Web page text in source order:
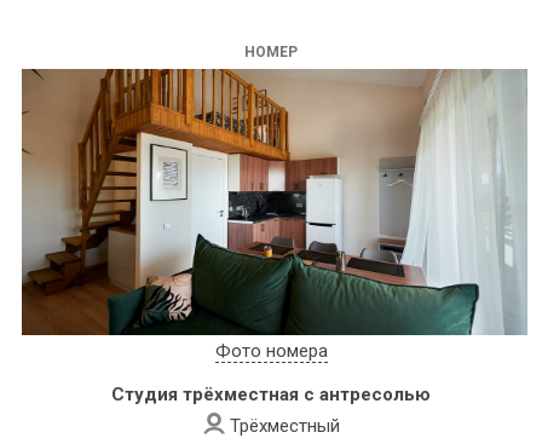
НОМЕР
Фото номера
Студия трёхместная с антресолью
Трёхместный